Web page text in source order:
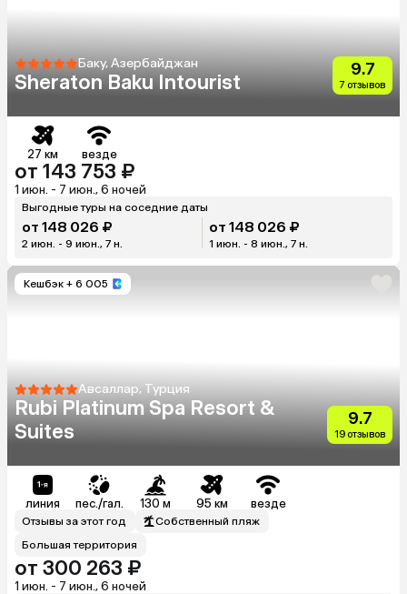
Баку, Азербайджан
Sheraton Baku Intourist
9.7
7 отзывов
27 км везде
от 143 753 ₽
1 июн. - 7 июн., 6 ночей
Выгодные туры на соседние даты
от 148 026 ₽
2 июн. - 9 июн., 7 н.
от 148 026 ₽
1 июн. - 8 июн., 7 н.
Кешбэк + 6 005
Авсаллар, Турция
Rubi Platinum Spa Resort &
Suites
9.7
19 отзывов
линия пес./гал. 130 м 95 км везде
Отзывы за этот год
Собственный пляж
Большая территория
от 300 263 ₽
1 июн. - 7 июн., 6 ночей